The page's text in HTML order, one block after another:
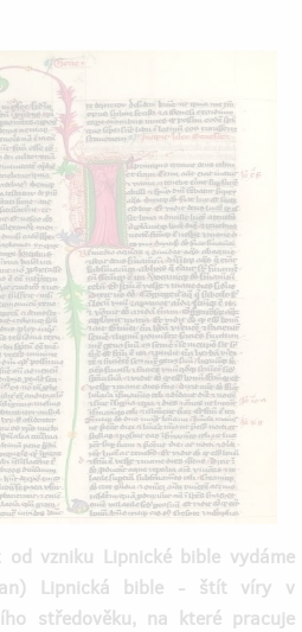
vzniku Lipnické bible vydáme
Lipnická bible - štít víry v
středověku, na které pracuje